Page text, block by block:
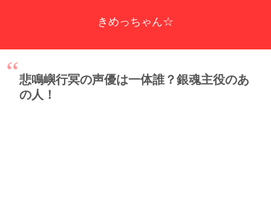
きめっちゃん☆
悲鳴嶼行冥の声優は一体誰？銀魂主役のあ
の人！